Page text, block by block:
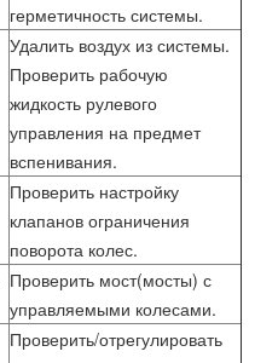
герметичность системы.
Удалить воздух из системы.
Проверить рабочую
жидкость рулевого
управления на предмет
вспенивания.
Проверить настройку
клапанов ограничения
поворота колес.
Проверить мост(мосты) с
управляемыми колесами.
Проверить/отрегулировать